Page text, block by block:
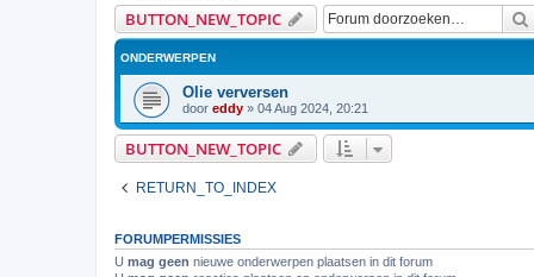
BUTTON_NEW_TOPIC
ONDERWERPEN
Olie verversen
door eddy » 04 Aug 2024, 20:21
BUTTON_NEW_TOPIC
RETURN_TO_INDEX
FORUMPERMISSIES
U mag geen nieuwe onderwerpen plaatsen in dit forum